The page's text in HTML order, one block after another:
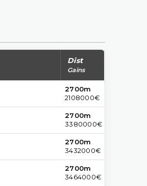
Dist
Gains
2700m
2108000€
2700m
3380000€
2700m
3432000€
2700m
3464000€